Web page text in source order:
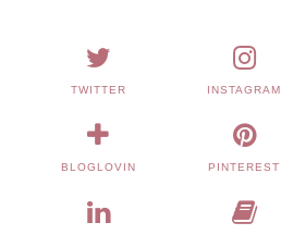
TWITTER INSTAGRAM
BLOGLOVIN PINTEREST